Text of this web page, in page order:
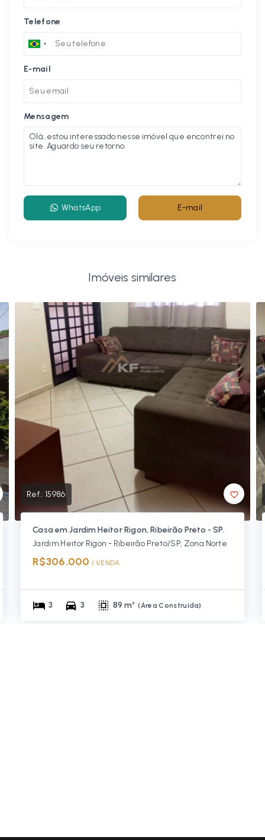
Telefone
E-mail
Mensagem
WhatsApp E-mail
Imóveis similares
Ref.: 15986
Casa em Jardim Heitor Rigon, Ribeirão Preto - SP.
Jardim Heitor Rigon - Ribeirão Preto/SP, Zona Norte
R$306.000 / VENDA
3 3 89 m² (Área Construída)